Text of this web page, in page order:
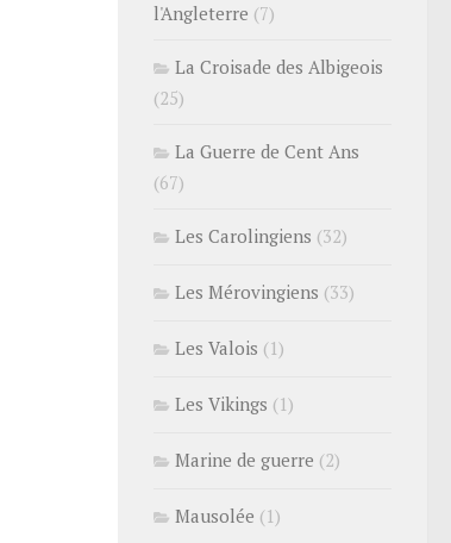
l'Angleterre (7)
La Croisade des Albigeois
(25)
La Guerre de Cent Ans
(67)
Les Carolingiens (32)
Les Mérovingiens (33)
Les Valois (1)
Les Vikings (1)
Marine de guerre (2)
Mausolée (1)